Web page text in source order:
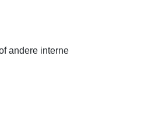
andere interne